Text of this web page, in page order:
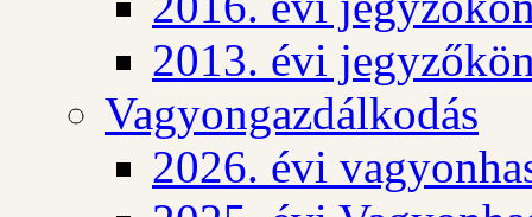
2013. évi
Vagyongazdálkodás
2026. évi